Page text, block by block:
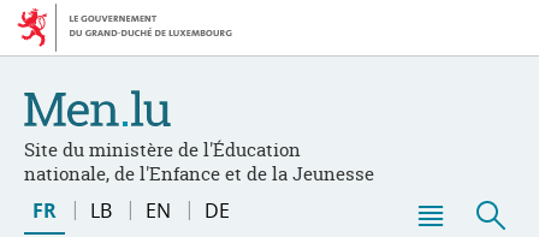
Aller
navigation
Aller
au
Site du ministère de l'Éducation
nationale, de l'Enfance et de la Jeunesse
Changer
de
FR LB EN DE